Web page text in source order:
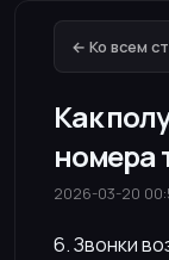
← Ко всем
Как
номера
2026-03-20
6. Звонки